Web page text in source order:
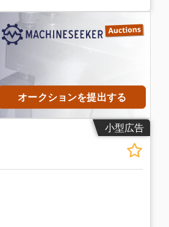
オークションを提出する
小型広告